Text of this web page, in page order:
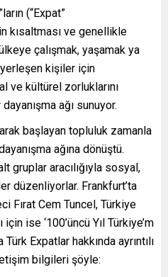
(“Expat”
kısaltması ve genellikle
çalışmak, yaşamak ya
kişiler için
ve kültürel zorluklarını
ağı sunuyor.
başlayan topluluk zamanla
ağına dönüştü.
gruplar aracılığıyla sosyal,
düzenliyorlar. Frankfurt’ta
Fırat Cem Tuncel, Türkiye
için ise ‘100’üncü Yıl Türkiye’m
Expatlar hakkında ayrıntılı
bilgileri şöyle: